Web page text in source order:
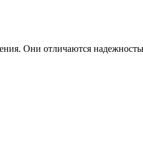
Они отличаются